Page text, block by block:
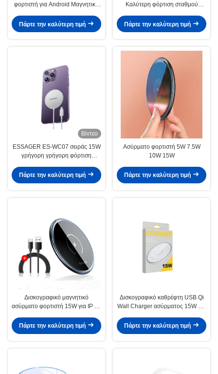
φορτιστή για Android Μαγνητικό
Πάρτε την καλύτερη τιμή
Καλύτερη φόρτιση σταθμού
Πάρτε την καλύτερη τιμή
Βίντεο
ESSAGER ES-WC07 σειράς 15W
γρήγορη γρήγορη φόρτιση
iPhone
Πάρτε την καλύτερη τιμή
Ασύρματο φορτιστή 5W 7.5W
10W 15W
Πάρτε την καλύτερη τιμή
Δισκογραφικό μαγνητικό
ασύρματο φορτιστή 15W για IP 12
Πάρτε την καλύτερη τιμή
Δισκογραφικό καθρέφτη USB Qi
Wall Charger ασύρματος 15W για
Πάρτε την καλύτερη τιμή